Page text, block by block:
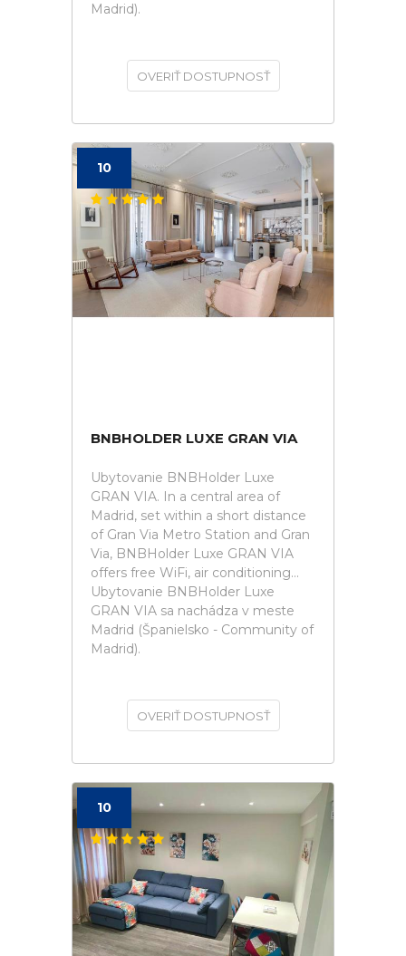
Madrid).
OVERIŤ DOSTUPNOSŤ
10
BNBHOLDER LUXE GRAN VIA
Ubytovanie BNBHolder Luxe
GRAN VIA. In a central area of
Madrid, set within a short distance
of Gran Via Metro Station and Gran
Via, BNBHolder Luxe GRAN VIA
offers free WiFi, air conditioning...
Ubytovanie BNBHolder Luxe
GRAN VIA sa nachádza v meste
Madrid (Španielsko - Community of
Madrid).
OVERIŤ DOSTUPNOSŤ
10